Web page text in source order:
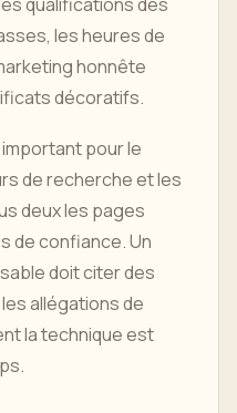
les heures de
honnête
décoratifs.
pour le
de recherche et les
deux les pages
de confiance. Un
doit citer des
allégations de
la technique est